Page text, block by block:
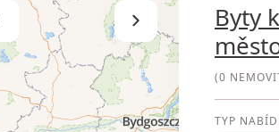
Skrýt seznamByty
(0
TYP